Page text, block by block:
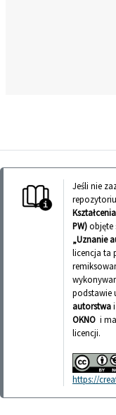
Jeśli nie
PW)objęte
„Uznanie
licencja ta
podstawie
autorstwa
OKNO i
licencji.
https://